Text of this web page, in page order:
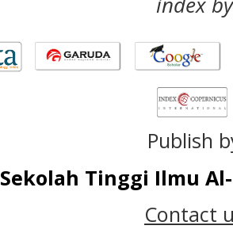
Publish
Sekolah Tinggi Ilmu
Contact